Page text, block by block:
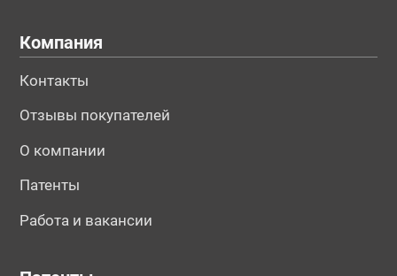
Компания
Контакты
Отзывы покупателей
О компании
Патенты
Работа и вакансии